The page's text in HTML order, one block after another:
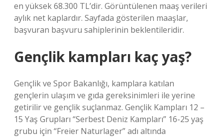
en yüksek 68.300 TL’dir. Görüntülenen maaş verileri
aylık net kaplardır. Sayfada gösterilen maaşlar,
başvuran başvuru sahiplerinin beklentileridir.
Gençlik kampları kaç yaş?
Gençlik ve Spor Bakanlığı, kamplara katılan
gençlerin ulaşım ve gıda gereksinimleri ile yerine
getirilir ve gençlik suçlanmaz. Gençlik Kampları 12 –
15 Yaş Grupları “Serbest Deniz Kampları” 16-25 yaş
grubu için “Freier Naturlager” adı altında